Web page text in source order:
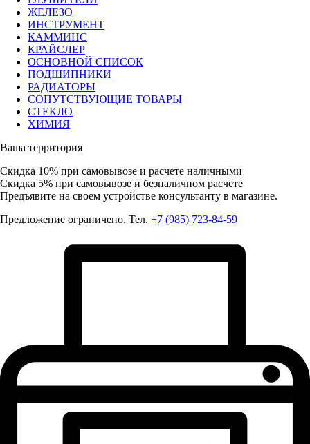
ЖЕЛЕЗО
ИНСТРУМЕНТ
КАММИНС
КРАЙСЛЕР
ОСНОВНОЙ СПИСОК
ПОДШИПНИКИ
РАДИАТОРЫ
СОПУТСТВУЮЩИЕ ТОВАРЫ
СТЕКЛО
ХИМИЯ
Ваша территория
Скидка 10% при самовывозе и расчете наличными
Скидка 5% при самовывозе и безналичном расчете
Предъявите на своем устройстве консультанту в магазине.
Предложение ограничено. Тел. +7 (985) 723-84-59